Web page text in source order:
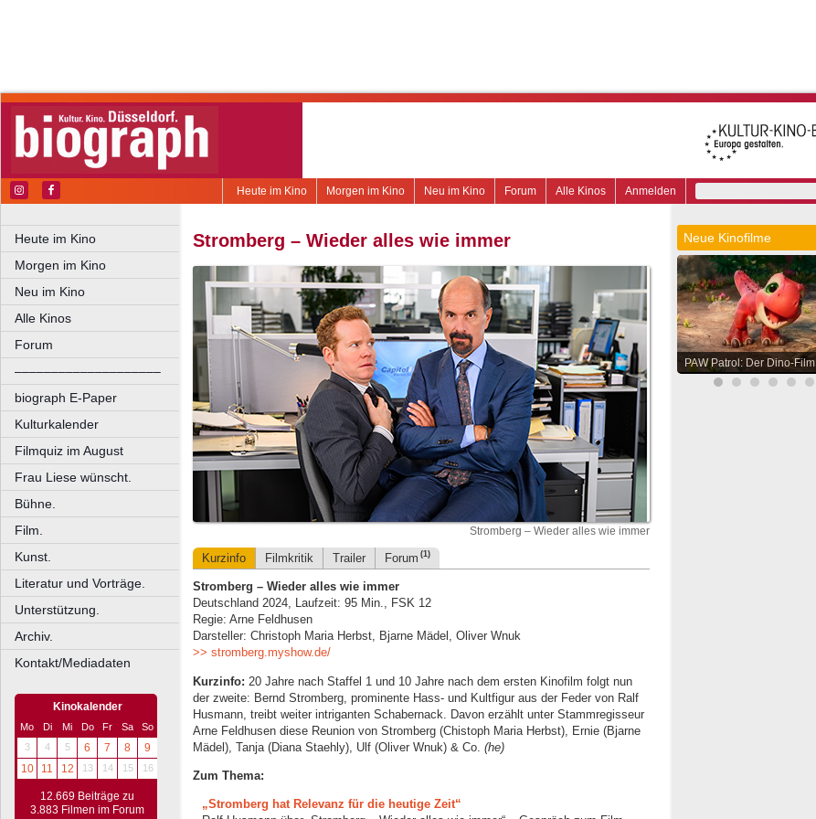
Anmelden
Alle Kinos
Forum
Neu im Kino
Morgen im Kino
Heute im Kino
Heute im Kino
Morgen im Kino
Neu im Kino
Alle Kinos
Forum
––––––––––––––––––––
biograph E-Paper
Kulturkalender
Filmquiz im August
Frau Liese wünscht.
Bühne.
Film.
Kunst.
Literatur und Vorträge.
Unterstützung.
Archiv.
Kontakt/Mediadaten
Kinokalender
Mo Di Mi Do Fr Sa
So
3
4 5 6 7 8
9
10
11 12 13 14 15 16
12.669 Beiträge zu
3.883 Filmen im Forum
Stromberg – Wieder alles wie immer
Stromberg – Wieder alles wie immer
Kurzinfo Filmkritik Trailer Forum (1)
Stromberg – Wieder alles wie immer
Deutschland 2024, Laufzeit: 95 Min., FSK 12
Regie: Arne Feldhusen
Darsteller: Christoph Maria Herbst, Bjarne Mädel, Oliver Wnuk
>> stromberg.myshow.de/
Kurzinfo: 20 Jahre nach Staffel 1 und 10 Jahre nach dem ersten Kinofilm folgt nun
der zweite: Bernd Stromberg, prominente Hass- und Kultfigur aus der Feder von Ralf
Husmann, treibt weiter intriganten Schabernack. Davon erzählt unter Stammregisseur
Arne Feldhusen diese Reunion von Stromberg (Chistoph Maria Herbst), Ernie (Bjarne
Mädel), Tanja (Diana Staehly), Ulf (Oliver Wnuk) & Co. (he)
Zum Thema:
„Stromberg hat Relevanz für die heutige Zeit“
Neue Kinofilme
PAW Patrol: Der Dino-Film